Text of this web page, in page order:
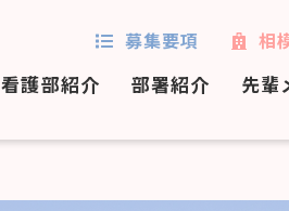
募集要項 相
看護部紹介 部署紹介 先輩